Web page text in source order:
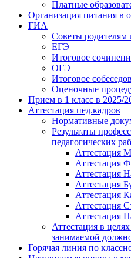
Платные
Организация питания в
ГИА
Советы
ЕГЭ
Итоговое
ОГЭ
Итоговое
Оценочные
Прием в 1 класс в 2025/
Аттестация пед.кадров
Нормативные
Результаты
педагогических
Аттестация
Аттестация
Аттестация
Аттестация
Аттестация
Аттестация
Аттестация
Аттестация в
занимаемой
Горячая линия по